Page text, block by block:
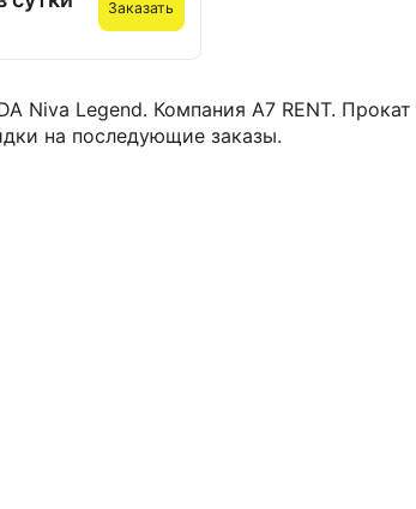
Заказать
Niva Legend. Компания А7 RENT.
на последующие заказы.